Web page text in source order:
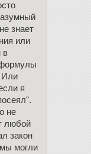
знает
или
в
Или
я
не
любой
закон
могли